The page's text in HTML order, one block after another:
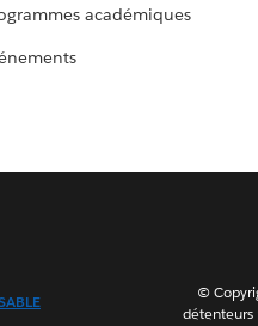
académiques
©
détenteurs